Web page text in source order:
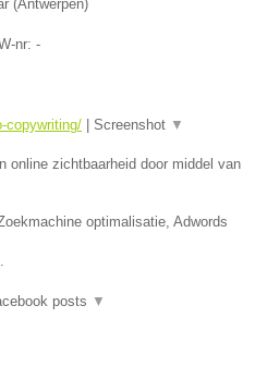
(Antwerpen)
nr: -
copywriting/ Screenshot ▼
online zichtbaarheid door middel van
optimalisatie, Adwords
posts ▼